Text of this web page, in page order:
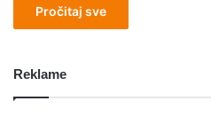
Pročitaj sve
Reklame